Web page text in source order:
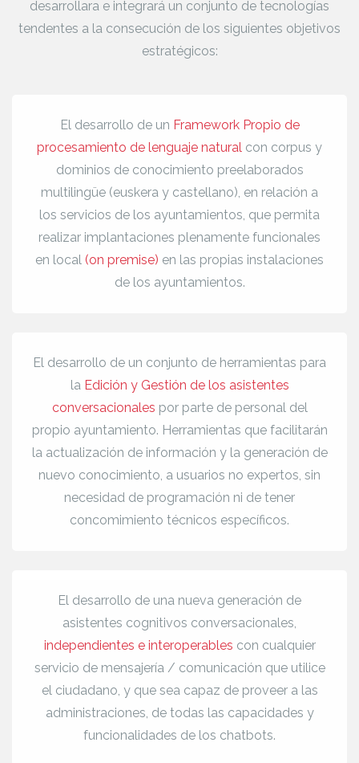
desarrollara e integrará un conjunto de tecnologías
tendentes a la consecución de los siguientes objetivos
estratégicos:
El desarrollo de un Framework Propio de
procesamiento de lenguaje natural con corpus y
dominios de conocimiento preelaborados
multilingüe (euskera y castellano), en relación a
los servicios de los ayuntamientos, que permita
realizar implantaciones plenamente funcionales
en local (on premise) en las propias instalaciones
de los ayuntamientos.
El desarrollo de un conjunto de herramientas para
la Edición y Gestión de los asistentes
conversacionales por parte de personal del
propio ayuntamiento. Herramientas que facilitarán
la actualización de información y la generación de
nuevo conocimiento, a usuarios no expertos, sin
necesidad de programación ni de tener
concomimiento técnicos específicos.
El desarrollo de una nueva generación de
asistentes cognitivos conversacionales,
independientes e interoperables con cualquier
servicio de mensajería / comunicación que utilice
el ciudadano, y que sea capaz de proveer a las
administraciones, de todas las capacidades y
funcionalidades de los chatbots.